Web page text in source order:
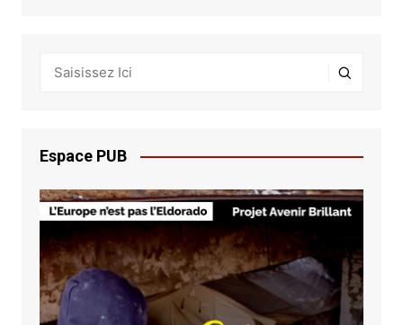
Espace PUB